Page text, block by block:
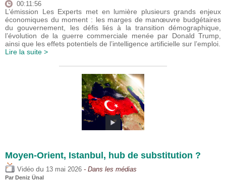
00:11:56
L’émission Les Experts met en lumière plusieurs grands enjeux
économiques du moment : les marges de manœuvre budgétaires
du gouvernement, les défis liés à la transition démographique,
l’évolution de la guerre commerciale menée par Donald Trump,
ainsi que les effets potentiels de l’intelligence artificielle sur l’emploi.
Lire la suite >
Moyen-Orient, Istanbul, hub de substitution ?
Vidéo du 13 mai 2026 - Dans les médias
Par Deniz Ünal